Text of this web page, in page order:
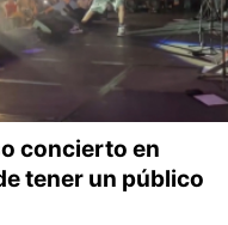
concierto en
tener un público